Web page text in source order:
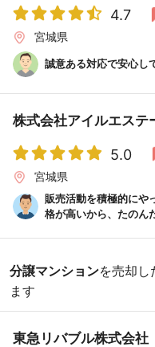
4.7
宮城県
誠意ある対応で安心し
株式会社アイルエステ
5.0
宮城県
販売活動を積極的にや
格が高いから、たのん
分譲マンションを売却し
ます
東急リバブル株式会社